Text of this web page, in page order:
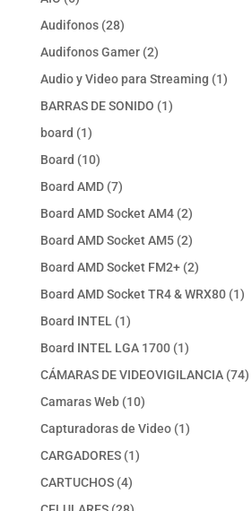
productos
Audifonos 2828
productos
Audifonos Gamer 22
productos
Audio y Video para Streaming 11
BARRAS DE SONIDO 11
board 11
producto
Board 1010
productos
Board AMD 77
productos
Board AMD Socket AM4 22
productos
Board AMD Socket AM5 22
productos
Board AMD Socket FM2+ 22
productos
Board AMD Socket TR4 & WRX80 11
Board INTEL 11
producto
Board INTEL LGA 1700 11
producto
CÁMARAS DE VIDEOVIGILANCIA 7474
Camaras Web 1010
productos
Capturadoras de Video 11
CARGADORES 11
CARTUCHOS 44
productos